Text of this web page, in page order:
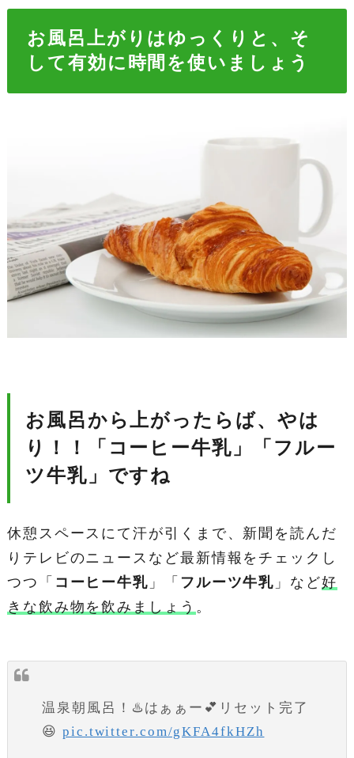
お風呂上がりはゆっくりと、そ
して有効に時間を使いましょう
お風呂から上がったらば、やは
り！！「 コーヒー牛乳 」「 フルー
ツ牛乳 」ですね
休憩スペースにて汗が引くまで、新聞を読んだ
りテレビのニュースなど最新情報をチェックし
つつ「 コーヒー牛乳 」「 フルーツ牛乳 」など好
きな飲み物を飲みましょう 。
温泉朝風呂！♨️はぁぁー💕リセット完了
😆pic.twitter.com/gKFA4fkHZh